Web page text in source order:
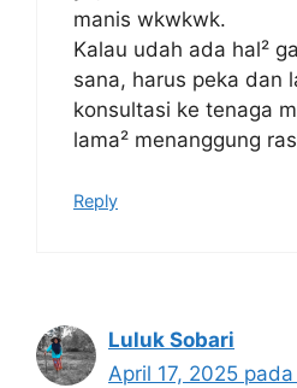
manis wkwkwk.
Kalau udah ada hal²
sana, harus peka dan
konsultasi ke tenaga
lama² menanggung
Reply
Luluk Sobari
April 17, 2025 pada